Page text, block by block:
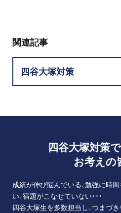
関連記事
四谷大塚対策
四谷大塚対策
お考えの
成績が伸び悩んでいる、勉強に時
い、宿題がこなせていない・・・
四谷大塚生を多数担当し、つまづ